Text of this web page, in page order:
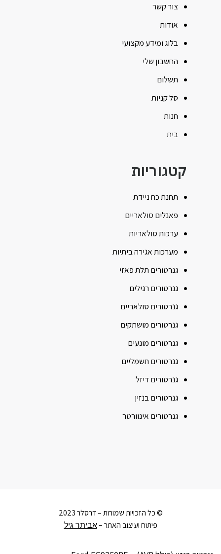
צור קשר
אודות
בלוג ומידע מקצועי
החשבון שלי
תשלום
סל קניות
חנות
בית
קטגוריות
תחנת כח ניידת
פאנלים סולאריים
ערכות סולאריות
מערכות אגירה ביתיות
גנרטורים תלת פאזי
גנרטורים רגילים
גנרטורים סולאריים
גנרטורים מושתקים
גנרטורים מונעים
גנרטורים חשמליים
גנרטורים דיזל
גנרטורים בנזין
גנרטורים אינוורטר
© כל הזכויות שמורות – דרסלר 2023
פיתוח ועיצוב האתר –אביתר גיל